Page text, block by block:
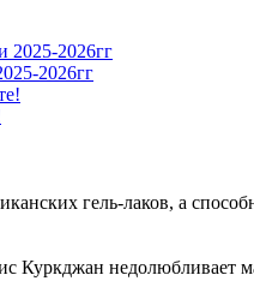
2026гг
гель-лаков, а
недолюбливает